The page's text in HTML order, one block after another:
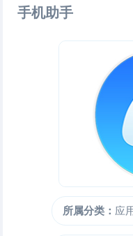
手机助手
所属分类： 应